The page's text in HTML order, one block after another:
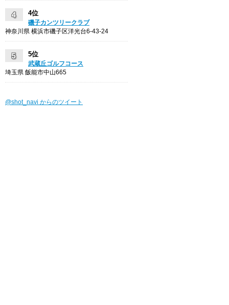
4位
磯子カンツリークラブ
神奈川県 横浜市磯子区洋光台6-43-24
5位
武蔵丘ゴルフコース
埼玉県 飯能市中山665
@shot_navi からのツイート